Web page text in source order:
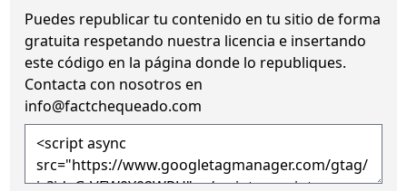
Puedes republicar tu contenido en tu sitio de forma
gratuita respetando nuestra licencia e insertando
este código en la página donde lo republiques.
Contacta con nosotros en
info@factchequeado.com